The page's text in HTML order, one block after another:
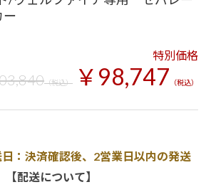
ー
特別価格
（税込） ￥98,747 （税込）
決済確認後、2営業日以内の発送
【配送について】